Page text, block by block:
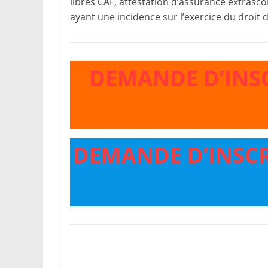
ayant une incidence sur l’exercice du droit
DEMANDE
DEMANDE